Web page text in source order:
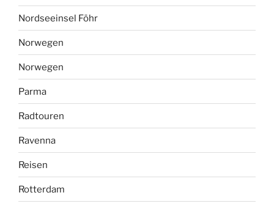
Nordseeinsel Föhr
Norwegen
Norwegen
Parma
Radtouren
Ravenna
Reisen
Rotterdam